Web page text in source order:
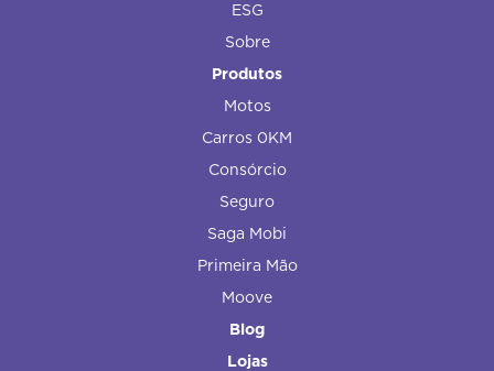
ESG
Sobre
Produtos
Motos
Carros 0KM
Consórcio
Seguro
Saga Mobi
Primeira Mão
Moove
Blog
Lojas